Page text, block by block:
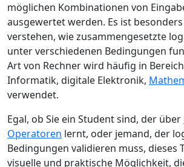
möglichen Kombinationen von
ausgewertet werden. Es ist
verstehen, wie zusammengesetzte
unter verschiedenen Bedingungen
Art von Rechner wird häufig in
Informatik, digitale Elektronik,
verwendet.
Egal, ob Sie ein Student sind, der über
Operatoren lernt, oder jemand, der
Bedingungen validieren muss, dieses
visuelle und praktische Möglichkeit,